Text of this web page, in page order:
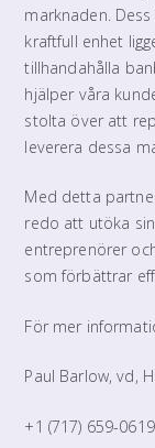
marknaden.
kraftfull enhet
tillhandahålla
hjälper våra
stolta över att
leverera dessa
Med detta
redo att utöka
entreprenörer
som förbättrar
För mer
Paul Barlow, vd,
+1 (717) 659-0619